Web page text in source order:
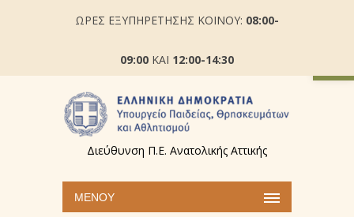
ΩΡΕΣ ΕΞΥΠΗΡΕΤΗΣΗΣ ΚΟΙΝΟΥ: 08:00-
09:00 ΚΑΙ 12:00-14:30
Διεύθυνση Π.Ε. Ανατολικής Αττικής
ΜΕΝΟΎ